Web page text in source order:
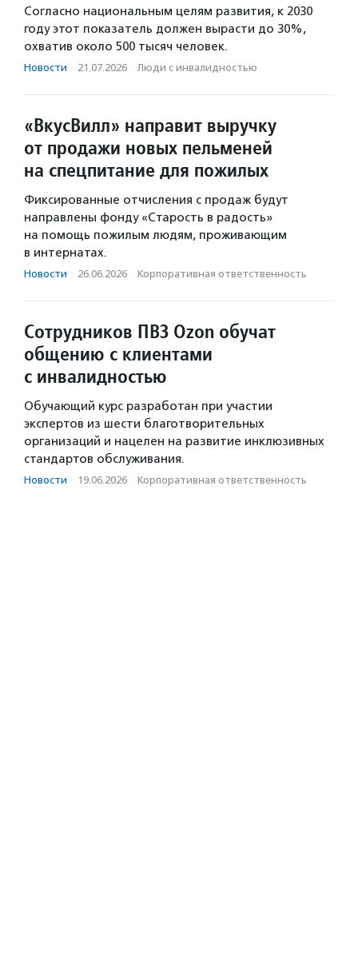
Согласно национальным целям развития, к 2030
году этот показатель должен вырасти до 30%,
охватив около 500 тысяч человек.
Новости · 21.07.2026 · Люди с инвалидностью
«ВкусВилл» направит выручку
от продажи новых пельменей
на спецпитание для пожилых
Фиксированные отчисления с продаж будут
направлены фонду «Старость в радость»
на помощь пожилым людям, проживающим
в интернатах.
Новости · 26.06.2026 · Корпоративная ответственность
Сотрудников ПВЗ Ozon обучат
общению с клиентами
с инвалидностью
Обучающий курс разработан при участии
экспертов из шести благотворительных
организаций и нацелен на развитие инклюзивных
стандартов обслуживания.
Новости · 19.06.2026 · Корпоративная ответственность